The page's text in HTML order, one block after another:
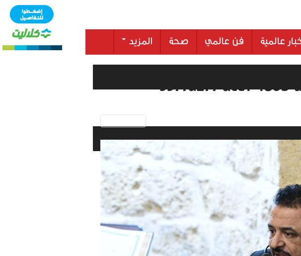
عالمية فن عالمي صحة المزيد
3577a277-dce1-